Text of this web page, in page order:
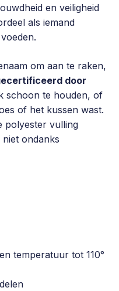
en veiligheid
als iemand
om aan te raken,
door
schoon te houden, of
of het kussen wast.
polyester vulling
ondanks
temperatuur tot 110°